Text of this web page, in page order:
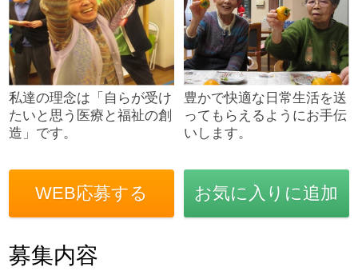
私達の理念は「自らが受け
たいと思う医療と福祉の創
造」です。
豊かで快適な日常生活を送
ってもらえるようにお手伝
いします。
WEB応募する お気に入りに追加
募集内容